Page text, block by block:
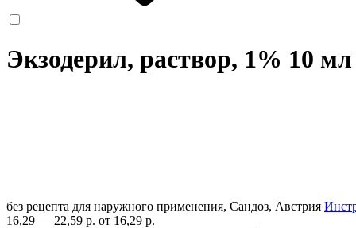
Экзодерил, раствор, 1% 10 мл
без рецепта для наружного применения, Сандоз, Австрия
16,29 — 22,59 р. от 16,29 р.